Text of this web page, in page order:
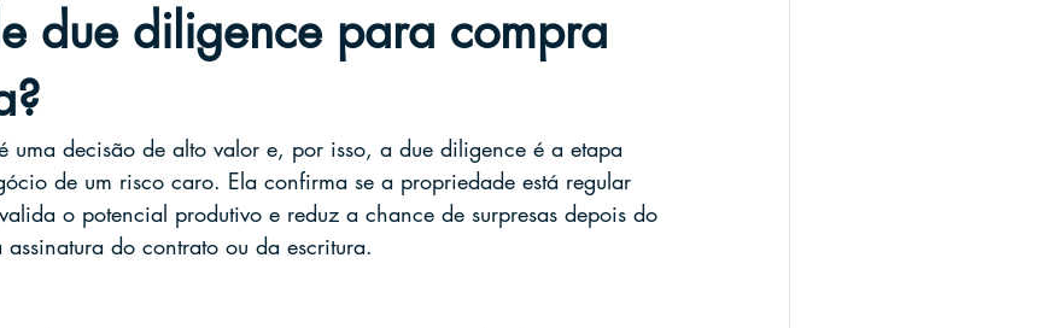
due diligence para compra
uma decisão de alto valor e, por isso, a due diligence é a etapa
de um risco caro. Ela confirma se a propriedade está regular
o potencial produtivo e reduz a chance de surpresas depois do
do contrato ou da escritura.